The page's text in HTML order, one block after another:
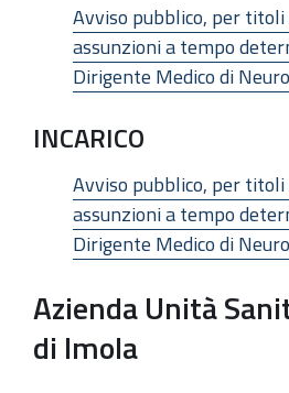
Avviso pubblico, per titoli
assunzioni a tempo
Dirigente Medico di
INCARICO
Avviso pubblico, per titoli
assunzioni a tempo
Dirigente Medico di
Azienda Unità
di Imola